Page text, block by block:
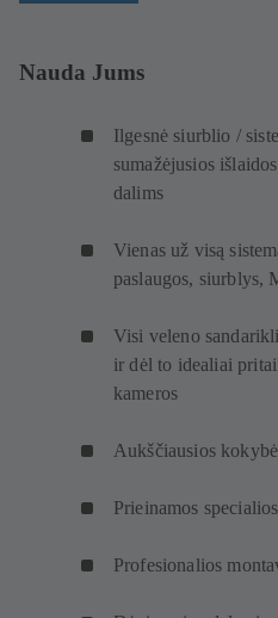
Nauda Jums
Ilgesnė siurblio /
sumažėjusios
dalims
Vienas už visą
paslaugos, siurblys,
Visi veleno
ir dėl to idealiai
kameros
Aukščiausios
Prieinamos
Profesionalios